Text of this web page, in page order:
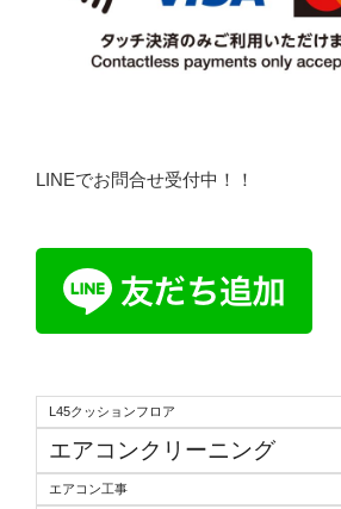
LINEでお問合せ受付中！！
L45クッションフロア
エアコンクリーニング
エアコン工事